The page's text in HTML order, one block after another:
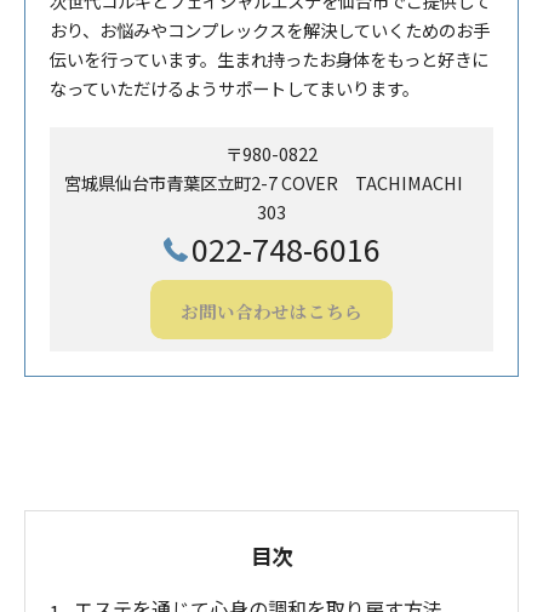
おり、お悩みやコンプレックスを解決していくためのお手
伝いを行っています。生まれ持ったお身体をもっと好きに
なっていただけるようサポートしてまいります。
〒980-0822
宮城県仙台市青葉区立町2-7 COVER TACHIMACHI
303
022-748-6016
お問い合わせはこちら
目次